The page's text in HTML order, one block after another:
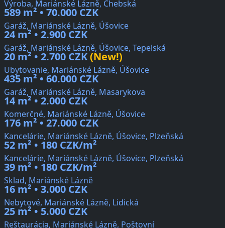
Výroba, Mariánské Lázně, Chebská
589 m² • 70.000 CZK
Garáž, Mariánské Lázně, Úšovice
24 m² • 2.900 CZK
Garáž, Mariánské Lázně, Úšovice, Tepelská
20 m² • 2.700 CZK(New!)
Ubytovanie, Mariánské Lázně, Úšovice
435 m² • 60.000 CZK
Garáž, Mariánské Lázně, Masarykova
14 m² • 2.000 CZK
Komerčné, Mariánské Lázně, Úšovice
176 m² • 27.000 CZK
Kancelárie, Mariánské Lázně, Úšovice, Plzeňská
52 m² • 180 CZK/m²
Kancelárie, Mariánské Lázně, Úšovice, Plzeňská
39 m² • 180 CZK/m²
Sklad, Mariánské Lázně
16 m² • 3.000 CZK
Nebytové, Mariánské Lázně, Lidická
25 m² • 5.000 CZK
Reštaurácia, Mariánské Lázně, Poštovní